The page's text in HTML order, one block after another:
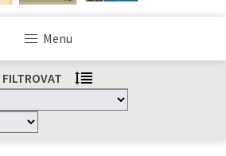
Menu
FILTROVAT